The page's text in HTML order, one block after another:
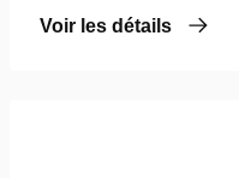
Voir les détails